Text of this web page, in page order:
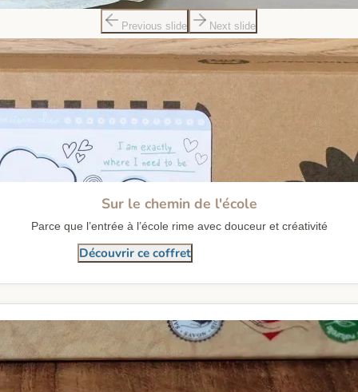
Previous slide Next slide
Sur le chemin de l'école
Parce que l’entrée à l’école rime avec douceur et créativité
Découvrir ce coffret